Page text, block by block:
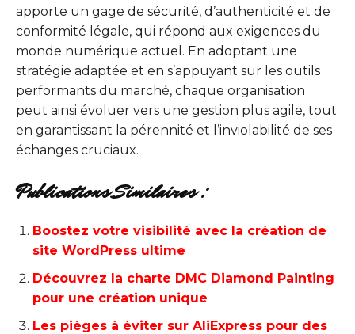
apporte un gage de sécurité, d’authenticité et de
conformité légale, qui répond aux exigences du
monde numérique actuel. En adoptant une
stratégie adaptée et en s’appuyant sur les outils
performants du marché, chaque organisation
peut ainsi évoluer vers une gestion plus agile, tout
en garantissant la pérennité et l’inviolabilité de ses
échanges cruciaux.
Publications Similaires :
Boostez votre visibilité avec la création de
site WordPress ultime
Découvrez la charte DMC Diamond Painting
pour une création unique
Les pièges à éviter sur AliExpress pour des